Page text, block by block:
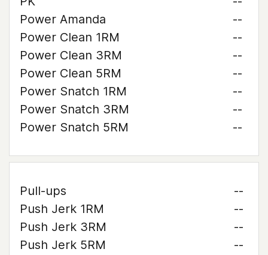
Power Amanda
--
Power Clean 1RM
--
Power Clean 3RM
--
Power Clean 5RM
--
Power Snatch 1RM
--
Power Snatch 3RM
--
Power Snatch 5RM
--
Pull-ups
--
Push Jerk 1RM
--
Push Jerk 3RM
--
Push Jerk 5RM
--